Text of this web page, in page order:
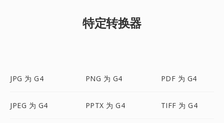
特定转换器
JPG 为 G4 PNG 为 G4 PDF 为 G4
JPEG 为 G4 PPTX 为 G4 TIFF 为 G4